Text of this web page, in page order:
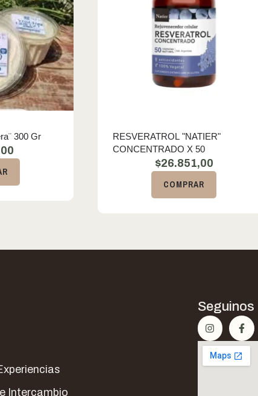
300 Gr
RESVERATROL "NATIER"
CONCENTRADO X 50
$26.851,00
COMPRAR
Intercambio
Seguinos